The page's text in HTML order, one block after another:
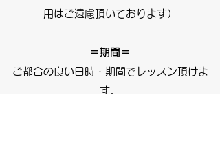
用はご遠慮頂いております）
＝期間＝
ご都合の良い日時・期間でレッスン頂けま
す。